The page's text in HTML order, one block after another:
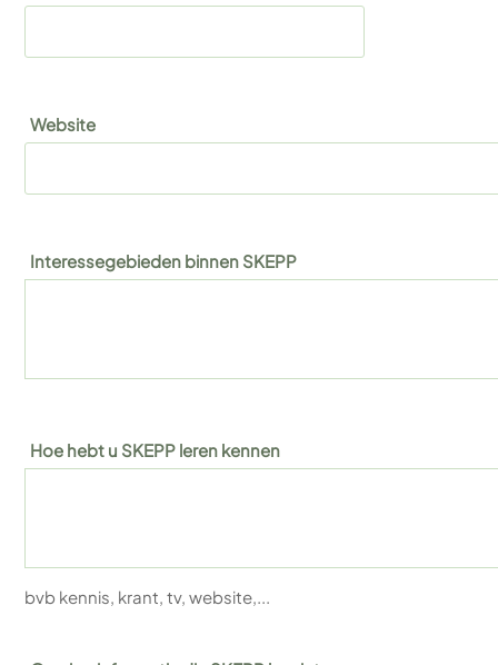
Website
Interessegebieden binnen SKEPP
Hoe hebt u SKEPP leren kennen
bvb kennis, krant, tv, website,...